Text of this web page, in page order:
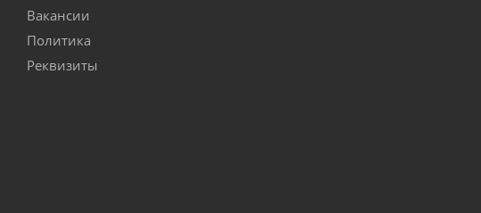
Вакансии
Политика
Реквизиты